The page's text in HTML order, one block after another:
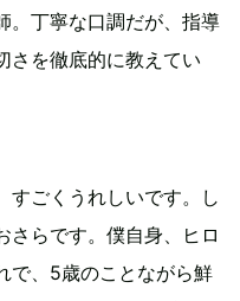
。丁寧な口調だが、指導
さを徹底的に教えてい
すごくうれしいです。し
さらです。僕自身、ヒロ
で、5歳のことながら鮮